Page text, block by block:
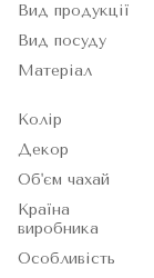
Вид продукції
Вид посуду
Матеріал
Колір
Декор
Об'єм чахай
Країна
виробника
Особливість